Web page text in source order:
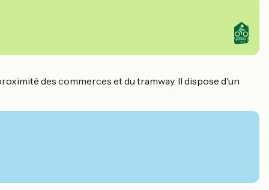
des commerces et du tramway. Il dispose d'un